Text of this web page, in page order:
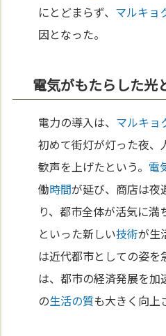
にとどまらず、 マルキョ
因となった。
電気がもたらした光
電力の導入は、 マルキョ
初めて街灯が灯った夜、
歓声を上げたという。 電
働時間が延び、商店は夜
り、都市全体が活気に満
といった新しい技術が生
は近代都市としての姿を
は、都市の経済発展を
の生活の質も大きく向上